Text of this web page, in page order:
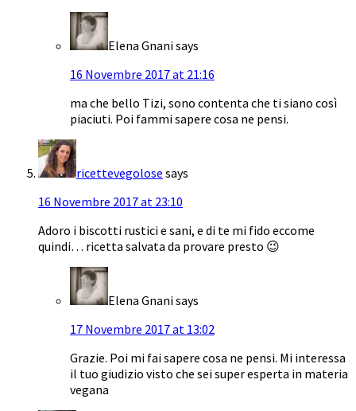
Elena Gnanisays
16 Novembre 2017 at 21:16
ma che bello Tizi, sono contenta che ti siano così
piaciuti. Poi fammi sapere cosa ne pensi.
ricettevegolose says
16 Novembre 2017 at 23:10
Adoro i biscotti rustici e sani, e di te mi fido eccome
quindi… ricetta salvata da provare presto 😉
Elena Gnanisays
17 Novembre 2017 at 13:02
Grazie. Poi mi fai sapere cosa ne pensi. Mi interessa
il tuo giudizio visto che sei super esperta in materia
vegana